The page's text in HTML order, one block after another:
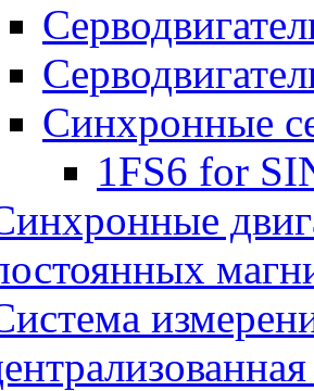
Синхронные
1FS6 for